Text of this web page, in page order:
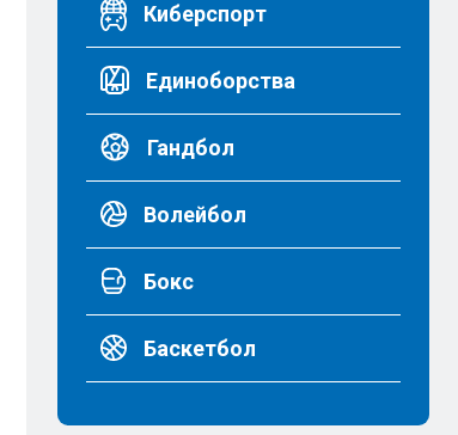
Киберспорт
Единоборства
Гандбол
Волейбол
Бокс
Баскетбол